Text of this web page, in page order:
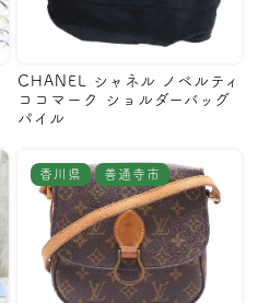
CHANEL シャネル ノベルティ
ココマーク ショルダーバッグ
パイル
香川県 善通寺市